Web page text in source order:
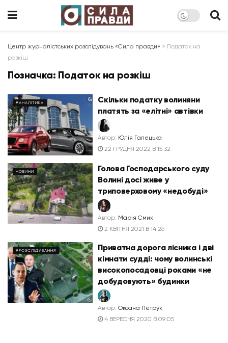
Центр журналістських розслідувань «Сила правди» > Податок на
розкіш
Позначка: Податок на розкіш
#АНАЛІТИКА
Скільки податку волиняни
платять за «елітні» автівки
Автор: Юлія Галецька
22 ГРУДНЯ 2022 В 15:32
НОВИНИ
Голова Господарського суду
Волині досі живе у
триповерховому «недобуді»
Автор: Марія Смик
2 КВІТНЯ 2021 В 14:26
#РОЗСЛІДУВАННЯ
Приватна дорога лісника і дві
кімнати судді: чому волинські
високопосадовці роками «не
добудовують» будинки
Автор: Оксана Петрук
4 ВЕРЕСНЯ 2020 В 09:05